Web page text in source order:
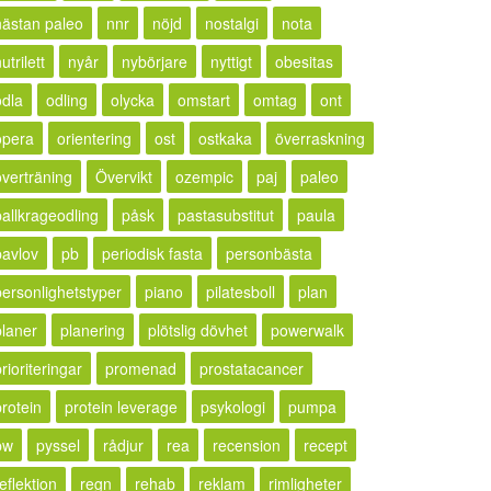
paleo nnr nöjd nostalgi
nota
nyår nybörjare nyttigt
obesitas
odling olycka omstart omtag
ont
orientering ost ostkaka
överraskning
Övervikt ozempic paj
paleo
påsk pastasubstitut
paula
pb periodisk fasta
personbästa
piano pilatesboll
plan
planering plötslig dövhet
powerwalk
promenad
prostatacancer
protein leverage psykologi
pumpa
pyssel rådjur rea recension
recept
regn rehab reklam rimligheter